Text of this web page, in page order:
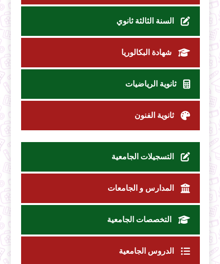
السنة الثالثة ثانوي
شهادة البكالوريا
ثانوية الرياضيات
ثانوية الفنون
التسجيلات الجامعية
المدارس و الجامعات
التخصصات الجامعية
الدروس الجامعية